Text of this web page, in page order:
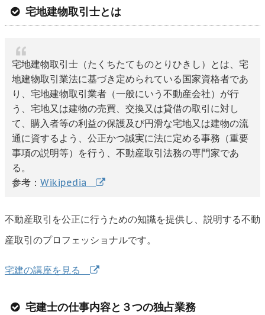
宅地建物取引士とは
宅地建物取引士（たくちたてものとりひきし）とは、宅
地建物取引業法に基づき定められている国家資格者であ
り、宅地建物取引業者（一般にいう不動産会社）が行
う、宅地又は建物の売買、交換又は貸借の取引に対し
て、購入者等の利益の保護及び円滑な宅地又は建物の流
通に資するよう、公正かつ誠実に法に定める事務（重要
事項の説明等）を行う、不動産取引法務の専門家であ
る。
参考： Wikipedia
不動産取引を公正に行うための知識を提供し、説明する不動
産取引のプロフェッショナルです。
宅建の講座を見る
宅建士の仕事内容と３つの独占業務